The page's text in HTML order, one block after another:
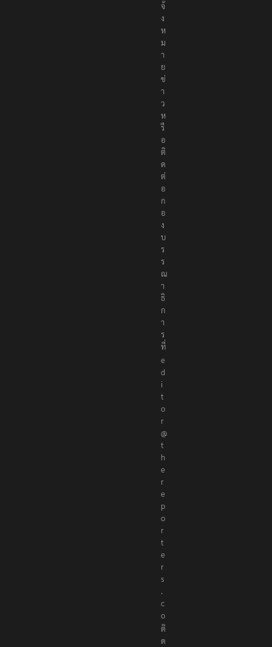
จ้
ง
ห
ม
า
ย
ข่
า
ว
ห
รื
อ
ติ
ด
ต่
อ
ก
อ
ง
บ
ร
ร
ณ
า
ธิ
ก
า
ร
ที่
e
d
i
t
o
r
@
t
h
e
r
e
p
o
r
t
e
r
s
.
c
o
ติ
ด